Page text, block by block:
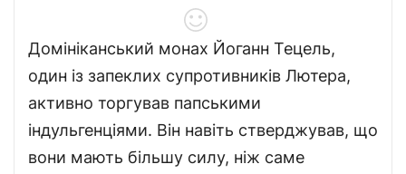
Домініканський монах Йоганн Тецель,
один із запеклих супротивників Лютера,
активно торгував папськими
індульгенціями. Він навіть стверджував, що
вони мають більшу силу, ніж саме